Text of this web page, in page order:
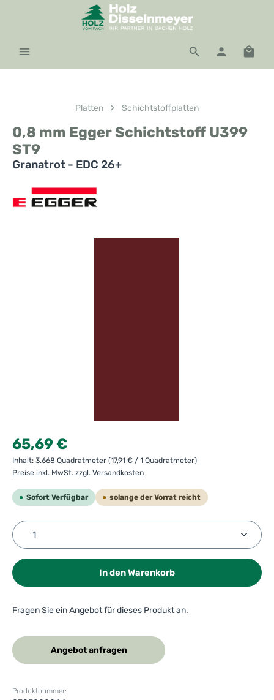
Zum Hauptinhalt springen
Platten Schichtstoffplatten
0,8 mm Egger Schichtstoff U399
ST9
Granatrot - EDC 26+
Regulärer Preis:
65,69 €
Inhalt: 3.668 Quadratmeter (17,91 € / 1 Quadratmeter)
Preise inkl. MwSt. zzgl. Versandkosten
Sofort Verfügbar solange der Vorrat reicht
Produkt Anzahl: Gib den gewünschten Wert ein
In den Warenkorb
Fragen Sie ein Angebot für dieses Produkt an.
Angebot anfragen
Produktnummer: